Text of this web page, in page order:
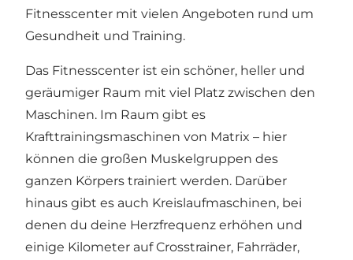
Fitnesscenter mit vielen Angeboten rund um
Gesundheit und Training.
Das Fitnesscenter ist ein schöner, heller und
geräumiger Raum mit viel Platz zwischen den
Maschinen. Im Raum gibt es
Krafttrainingsmaschinen von Matrix – hier
können die großen Muskelgruppen des
ganzen Körpers trainiert werden. Darüber
hinaus gibt es auch Kreislaufmaschinen, bei
denen du deine Herzfrequenz erhöhen und
einige Kilometer auf Crosstrainer, Fahrräder,